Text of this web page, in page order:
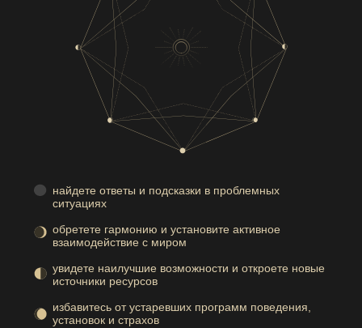
найдете ответы и подсказки в проблемных
ситуациях
обретете гармонию и установите активное
взаимодействие с миром
увидете наилучшие возможности и откроете новые
источники ресурсов
избавитесь от устаревших программ поведения,
установок и страхов